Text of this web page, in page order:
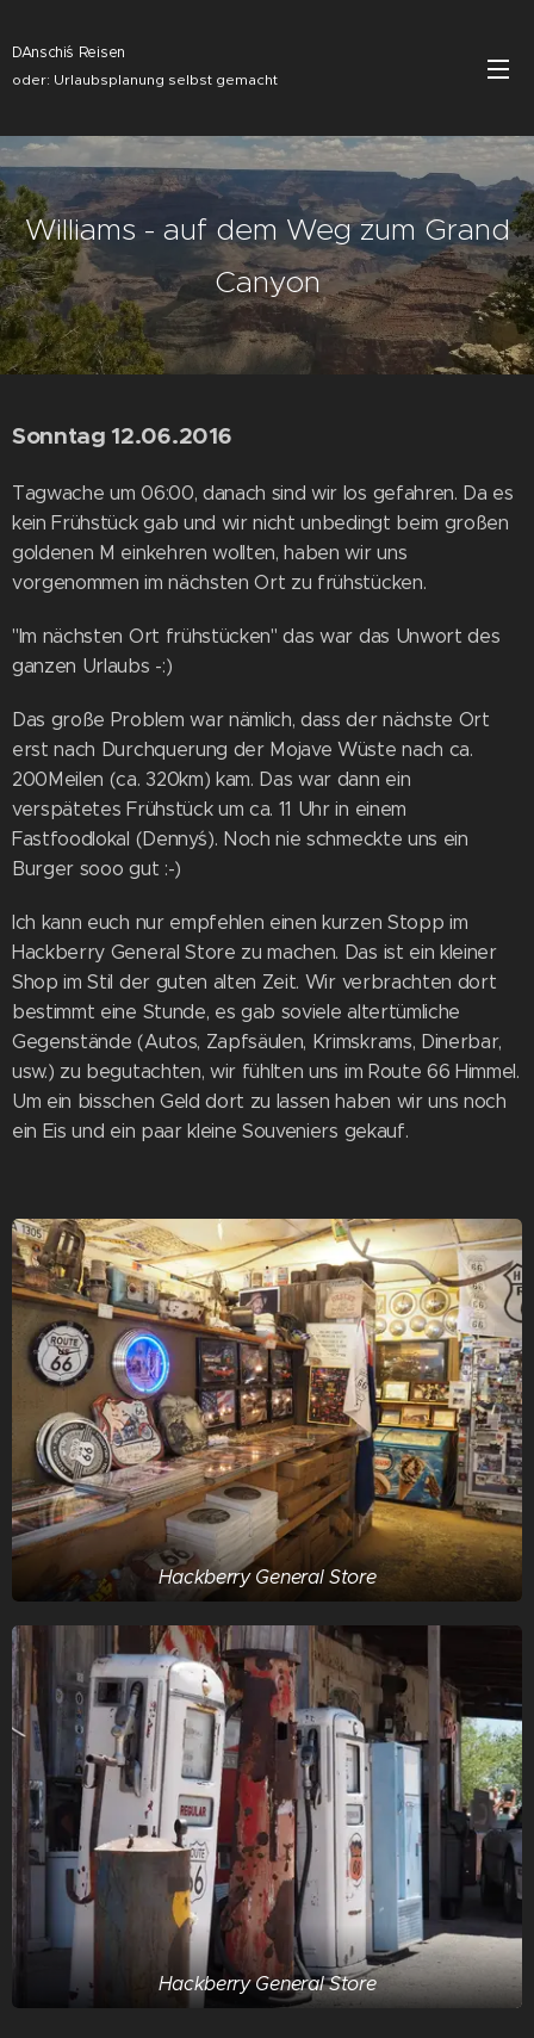
DAnschi´s Reisen
oder: Urlaubsplanung selbst gemacht
Williams - auf dem Weg zum Grand
Canyon
Sonntag 12.06.2016
Tagwache um 06:00, danach sind wir los gefahren. Da es
kein Frühstück gab und wir nicht unbedingt beim großen
goldenen M einkehren wollten, haben wir uns
vorgenommen im nächsten Ort zu frühstücken.
"Im nächsten Ort frühstücken" das war das Unwort des
ganzen Urlaubs -:)
Das große Problem war nämlich, dass der nächste Ort
erst nach Durchquerung der Mojave Wüste nach ca.
200Meilen (ca. 320km) kam. Das war dann ein
verspätetes Frühstück um ca. 11 Uhr in einem
Fastfoodlokal (Denny´s). Noch nie schmeckte uns ein
Burger sooo gut :-)
Ich kann euch nur empfehlen einen kurzen Stopp im
Hackberry General Store zu machen. Das ist ein kleiner
Shop im Stil der guten alten Zeit. Wir verbrachten dort
bestimmt eine Stunde, es gab soviele altertümliche
Gegenstände (Autos, Zapfsäulen, Krimskrams, Dinerbar,
usw.) zu begutachten, wir fühlten uns im Route 66 Himmel.
Um ein bisschen Geld dort zu lassen haben wir uns noch
ein Eis und ein paar kleine Souveniers gekauf.
Hackberry General Store
Hackberry General Store